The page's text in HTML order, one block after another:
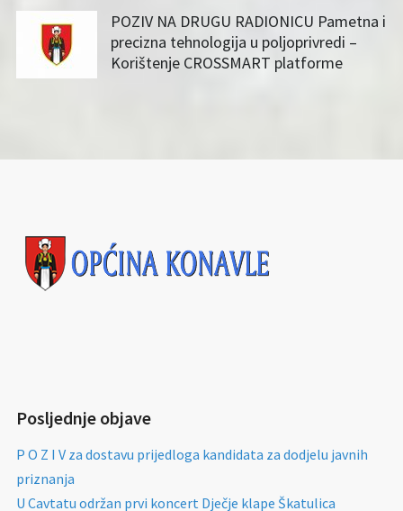
POZIV NA DRUGU RADIONICU Pametna i
precizna tehnologija u poljoprivredi –
Korištenje CROSSMART platforme
Posljednje objave
P O Z I V za dostavu prijedloga kandidata za dodjelu javnih
priznanja
U Cavtatu održan prvi koncert Dječje klape Škatulica